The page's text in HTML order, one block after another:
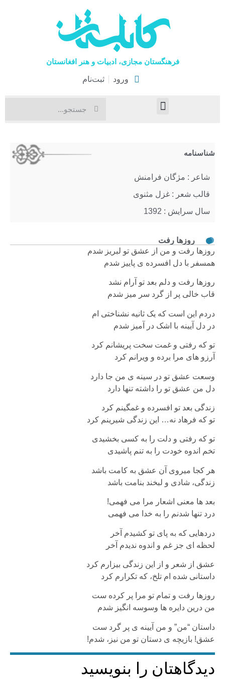
فرهنگستان مجازی، ادبیات و هنر افغانستان
ورود ثبت‌نام
روزها رفت
روزها رفت و من از عشق تو لبریز شدم
همسفر با دل افسرده ی پاییز شدم
روزها رفت و دلم بعد تو آرام نشد
قاب خالی پر از گرد سر میز شدم
دردم این است که یک ثانیه نشناختی ام
در دل آیینه با اشک در آمیز شدم
تو که رفتی و غمت سخت پریشانم کرد
آرزو های مرا برده و ویرانم کرد
وسعت عشق تو در سینه ی من جا دارد
دل من عشق تو را داشته تنها دارد
زندگی بعد تو افسرده و غمگینم کرد
تو که فرهاد نه… این زندگی شیرینم کرد
تو که رفتی و دلت را به کسی بخشیدی
تخم اندوه خودت را به تنم پاشیدی
هر کجا میروی آن عشق به کامت باشد
زندگی، شادی و لبخند بنامت باشد
بعد ها معنی اشعار مرا می فهمی!
درد تنها شدنم را به خدا می فهمی
دردهایی که به پای تو کشیدم آخر
لحظه ای جز غم و اندوه ندیدم آخر
عشق از شعر و از این زندگی بیزارم کرد
داستانی شده ام تلخ، که تکرارم کرد
روزها رفت و تمام تو مرا پر کرده ست
من درین دایره ها وسوسه انگیز شدم
داستان “من” و من آیینه ی پر گرد ست
عشق! بازیچه ی دستان تو من نیز، شدم!
دیدگاهتان را بنویسید
شناسنامه
شاعر : مژگان فرامنش
قالب شعر : غزل مثنوی
سال سرایش : 1392